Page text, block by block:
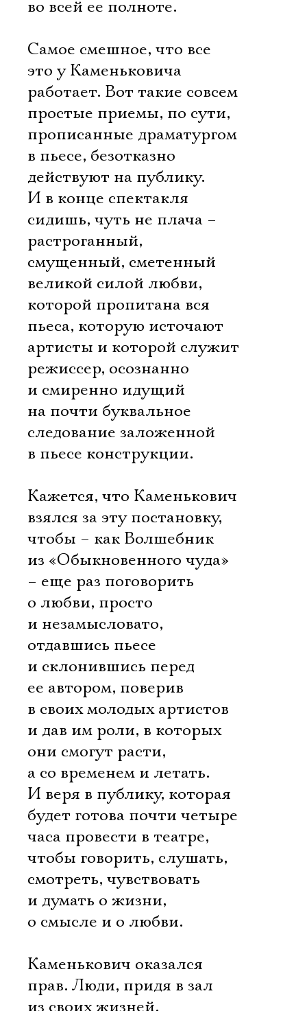
во всей ее полноте.
Самое смешное, что все
это у Каменьковича
работает. Вот такие совсем
простые приемы, по сути,
прописанные драматургом
в пьесе, безотказно
действуют на публику.
И в конце спектакля
сидишь, чуть не плача –
растроганный,
смущенный, сметенный
великой силой любви,
которой пропитана вся
пьеса, которую источают
артисты и которой служит
режиссер, осознанно
и смиренно идущий
на почти буквальное
следование заложенной
в пьесе конструкции.
Кажется, что Каменькович
взялся за эту постановку,
чтобы – как Волшебник
из «Обыкновенного чуда»
– еще раз поговорить
о любви, просто
и незамысловато,
отдавшись пьесе
и склонившись перед
ее автором, поверив
в своих молодых артистов
и дав им роли, в которых
они смогут расти,
а со временем и летать.
И веря в публику, которая
будет готова почти четыре
часа провести в театре,
чтобы говорить, слушать,
смотреть, чувствовать
и думать о жизни,
о смысле и о любви.
Каменькович оказался
прав. Люди, придя в зал
из своих жизней,